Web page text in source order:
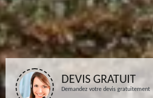
DEVIS GRATUIT
Demandez votre devis gratuitement